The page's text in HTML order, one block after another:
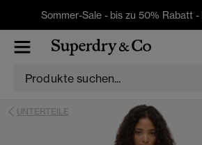
Sommer-Sale - bis zu 50% Rabatt -
UNTERTEILE